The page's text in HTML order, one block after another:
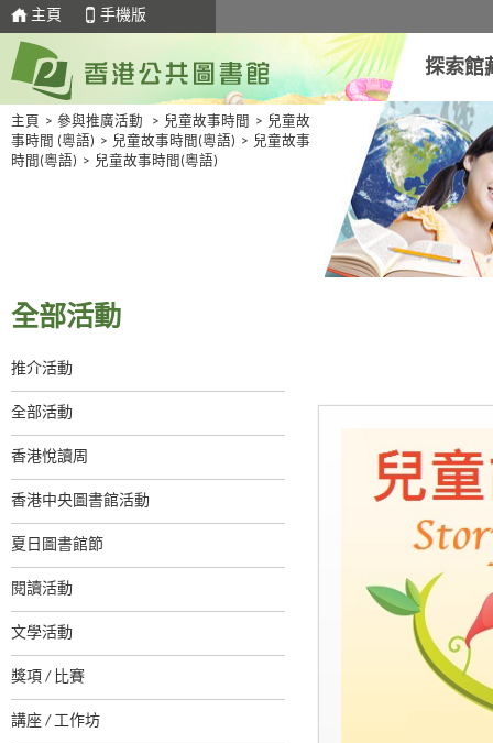
主頁 手機版
探索館
主頁 > 參與推廣活動 > 兒童故事時間 > 兒童故
事時間 (粵語) > 兒童故事時間(粵語) > 兒童故事
時間(粵語) > 兒童故事時間(粵語)
全部活動
推介活動
全部活動
香港悅讀周
香港中央圖書館活動
夏日圖書館節
閱讀活動
文學活動
獎項 / 比賽
講座 / 工作坊